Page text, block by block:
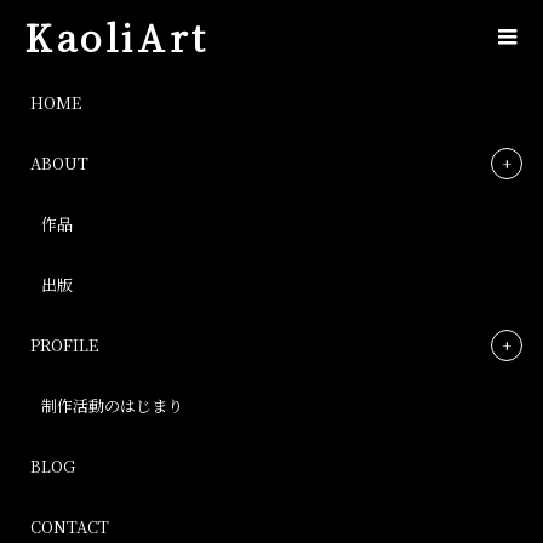
KaoliArt
HOME
ABOUT
作品
出版
PROFILE
制作活動のはじまり
BLOG
CONTACT
IMG_8004
Post